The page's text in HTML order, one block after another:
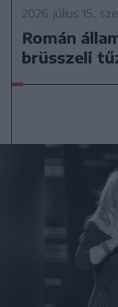
2026. július 15.,
Román
brüsszeli